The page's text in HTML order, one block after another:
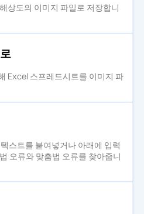
상도의 이미지 파일로 저장합니
Excel 스프레드시트를 이미지 파
스트를 붙여넣거나 아래에 입력
오류와 맞춤법 오류를 찾아줍니